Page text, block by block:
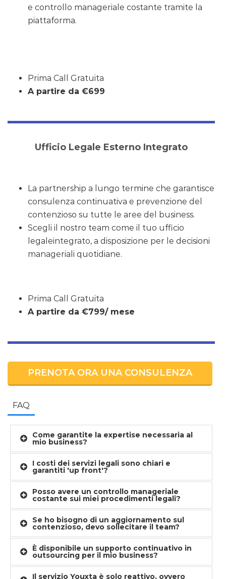
e controllo manageriale costante tramite la
piattaforma.
Prima Call Gratuita
A partire da €699
Ufficio Legale Esterno Integrato
La partnership a lungo termine che garantisce
consulenza continuativa e prevenzione del
contenzioso su tutte le aree del business.
Scegli il nostro team come il tuo ufficio
legaleintegrato, a disposizione per le decisioni
manageriali quotidiane.
Prima Call Gratuita
A partire da €799/ mese
PRENOTA ORA UNA CONSULENZA
FAQ
Come garantite la expertise necessaria al
mio business?
I costi dei servizi legali sono chiari e
garantiti 'up front'?
Posso avere un controllo manageriale
costante sui miei procedimenti legali?
Se ho bisogno di un aggiornamento sul
contenzioso, devo sollecitare il team?
È disponibile un supporto continuativo in
outsourcing per il mio business?
Il servizio Youxta è solo reattivo, ovvero